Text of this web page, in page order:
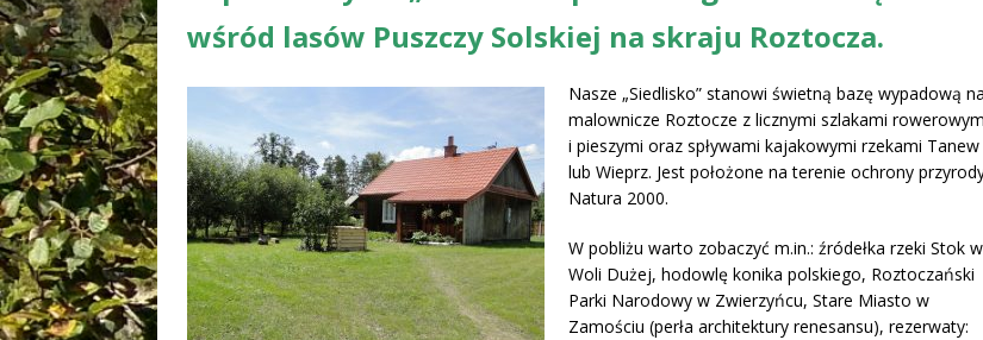
wśród lasów Puszczy Solskiej na skraju Roztocza.
Nasze „Siedlisko” stanowi świetną bazę wypadową na
malownicze Roztocze z licznymi szlakami
i pieszymi oraz spływami kajakowymi rzekami Tanew
lub Wieprz. Jest położone na terenie ochrony
Natura 2000.
W pobliżu warto zobaczyć m.in.: źródełka rzeki Stok w
Woli Dużej, hodowlę konika polskiego, Roztoczański
Parki Narodowy w Zwierzyńcu, Stare Miasto w
Zamościu (perła architektury renesansu), rezerwaty: